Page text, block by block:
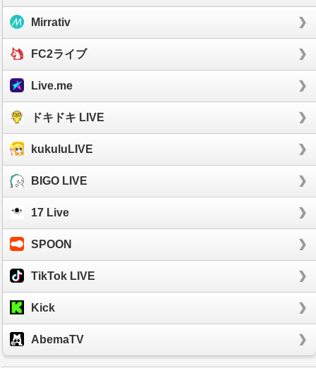
Mirrativ
FC2ライブ
Live.me
ドキドキ LIVE
kukuluLIVE
BIGO LIVE
17 Live
SPOON
TikTok LIVE
Kick
AbemaTV